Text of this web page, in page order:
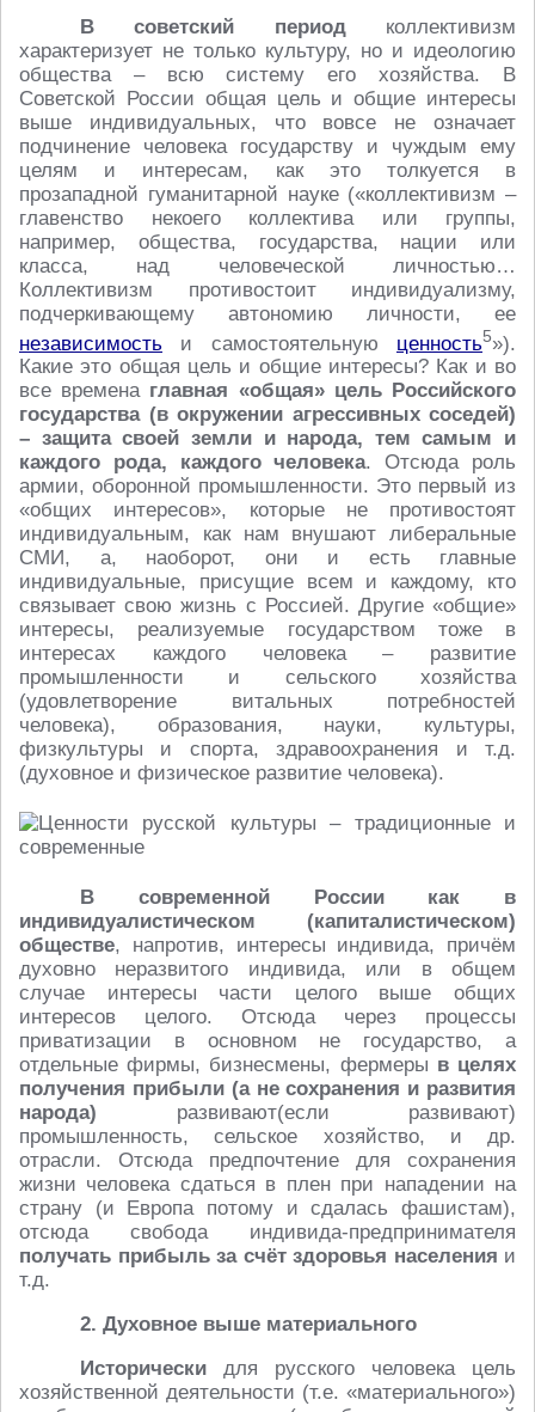
В советский период коллективизм
характеризует не только культуру, но и идеологию
общества – всю систему его хозяйства. В
Советской России общая цель и общие интересы
выше индивидуальных, что вовсе не означает
подчинение человека государству и чуждым ему
целям и интересам, как это толкуется в
прозападной гуманитарной науке («коллективизм –
главенство некоего коллектива или группы,
например, общества, государства, нации или
класса, над человеческой личностью…
Коллективизм противостоит индивидуализму,
подчеркивающему автономию личности, ее
независимость и самостоятельную ценность5»).
Какие это общая цель и общие интересы? Как и во
все времена главная «общая» цель Российского
государства (в окружении агрессивных соседей)
– защита своей земли и народа, тем самым и
каждого рода, каждого человека. Отсюда роль
армии, оборонной промышленности. Это первый из
«общих интересов», которые не противостоят
индивидуальным, как нам внушают либеральные
СМИ, а, наоборот, они и есть главные
индивидуальные, присущие всем и каждому, кто
связывает свою жизнь с Россией. Другие «общие»
интересы, реализуемые государством тоже в
интересах каждого человека – развитие
промышленности и сельского хозяйства
(удовлетворение витальных потребностей
человека), образования, науки, культуры,
физкультуры и спорта, здравоохранения и т.д.
(духовное и физическое развитие человека).
В современной России как в
индивидуалистическом (капиталистическом)
обществе, напротив, интересы индивида, причём
духовно неразвитого индивида, или в общем
случае интересы части целого выше общих
интересов целого. Отсюда через процессы
приватизации в основном не государство, а
отдельные фирмы, бизнесмены, фермеры в целях
получения прибыли (а не сохранения и развития
народа) развивают(если развивают)
промышленность, сельское хозяйство, и др.
отрасли. Отсюда предпочтение для сохранения
жизни человека сдаться в плен при нападении на
страну (и Европа потому и сдалась фашистам),
отсюда свобода индивида-предпринимателя
получать прибыль за счёт здоровья населения и
т.д.
2. Духовное выше материального
Исторически для русского человека цель
хозяйственной деятельности (т.е. «материального»)